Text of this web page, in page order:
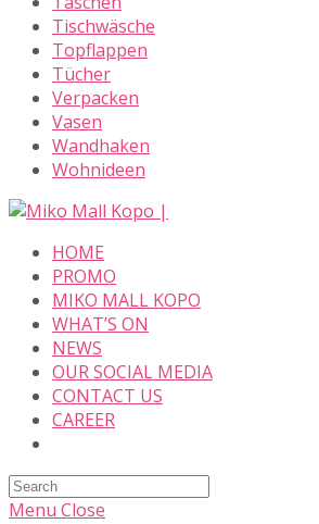
Tischwäsche
Topflappen
Tücher
Verpacken
Vasen
Wandhaken
Wohnideen
Skip
contentHOME
PROMO
MIKO MALL KOPO
WHAT’S ON
NEWS
OUR SOCIAL MEDIA
CONTACT US
CAREER
Search
this
Menu Close